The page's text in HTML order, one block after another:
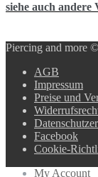
siehe auch andere
Piercing and more
AGB
Impressum
Preise und
Facebook
Cookie-
My Account